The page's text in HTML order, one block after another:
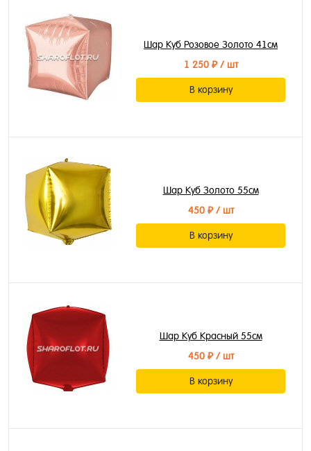
Шар Куб Розовое Золото 41см
1 250 ₽/ шт
В корзину
Шар Куб Золото 55см
450 ₽/ шт
В корзину
Шар Куб Красный 55см
450 ₽/ шт
В корзину